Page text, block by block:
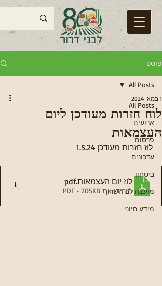
פוסט
All Posts
ארועים
פרסום
עדכונים
ביטחון
מועצה לב השרון
מידע חיוני
All Posts
לוח חזרות מעודכן ליום
העצמאות
1 במאי 2024
לוז חזרות מעודכן 1.5.24
לוז יום העצמאות.pdf
הורידו את PDF • 205KB